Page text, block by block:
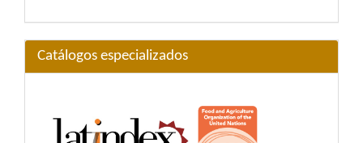
Catálogos especializados